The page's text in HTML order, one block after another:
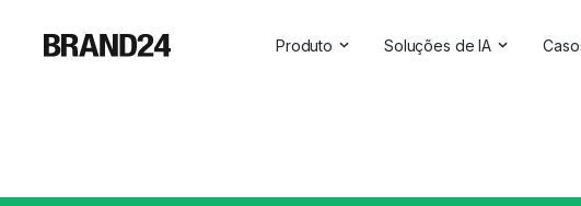
Produto Soluções de IA